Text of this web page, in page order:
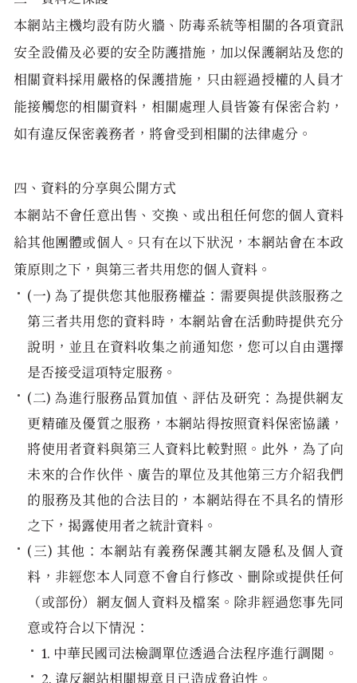
本網站主機均設有防火牆、防毒系統等相關的各項資訊
安全設備及必要的安全防護措施，加以保護網站及您的
相關資料採用嚴格的保護措施，只由經過授權的人員才
能接觸您的相關資料，相關處理人員皆簽有保密合約，
如有違反保密義務者，將會受到相關的法律處分。
四、資料的分享與公開方式
本網站不會任意出售、交換、或出租任何您的個人資料
給其他團體或個人。只有在以下狀況，本網站會在本政
策原則之下，與第三者共用您的個人資料。
(一) 為了提供您其他服務權益：需要與提供該服務之
第三者共用您的資料時，本網站會在活動時提供充分
說明，並且在資料收集之前通知您，您可以自由選擇
是否接受這項特定服務。
(二) 為進行服務品質加值、評估及研究：為提供網友
更精確及優質之服務，本網站得按照資料保密協議，
將使用者資料與第三人資料比較對照。此外，為了向
未來的合作伙伴、廣告的單位及其他第三方介紹我們
的服務及其他的合法目的，本網站得在不具名的情形
之下，揭露使用者之統計資料。
(三) 其他：本網站有義務保護其網友隱私及個人資
料，非經您本人同意不會自行修改、刪除或提供任何
（或部份）網友個人資料及檔案。除非經過您事先同
意或符合以下情況：
1. 中華民國司法檢調單位透過合法程序進行調閱。
2. 違反網站相關規章且已造成脅迫性。